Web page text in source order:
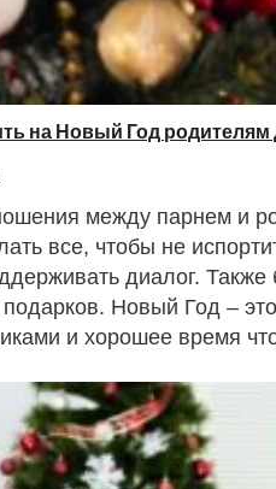
на Новый Год родителям
между парнем и
все, чтобы не
диалог.
Новый Год –
и хорошее время